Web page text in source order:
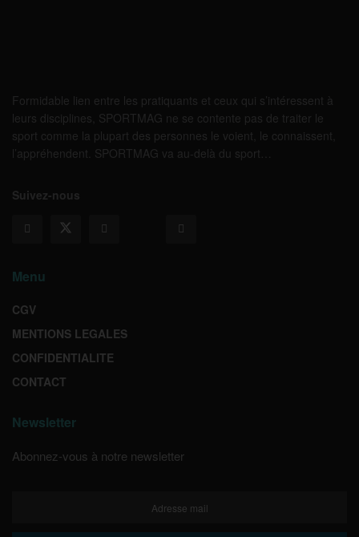
Formidable lien entre les pratiquants et ceux qui s’intéressent à
leurs disciplines, SPORTMAG ne se contente pas de traiter le
sport comme la plupart des personnes le voient, le connaissent,
l’appréhendent. SPORTMAG va au-delà du sport…
Suivez-nous
Menu
CGV
MENTIONS LEGALES
CONFIDENTIALITE
CONTACT
Newsletter
Abonnez-vous à notre newsletter